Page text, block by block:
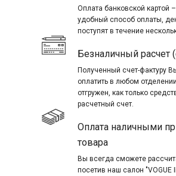
Оплата банковской картой
удобный способ оплаты,
поступят в течение
Безналичный расчет
Полученный счет-фактуру
оплатить в любом
отгружен, как только
расчетный счет.
Оплата наличными
товара
Вы всегда сможете
посетив наш салон "VOGUE